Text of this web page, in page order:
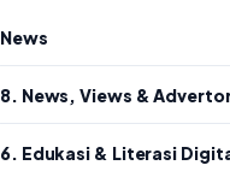
News
8. News, Views &
6. Edukasi & Literasi